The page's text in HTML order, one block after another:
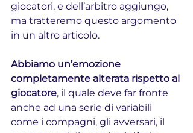
giocatori, e dell’arbitro aggiungo,
ma tratteremo questo argomento
in un altro articolo.
Abbiamo un’emozione
completamente alterata rispetto al
giocatore, il quale deve far fronte
anche ad una serie di variabili
come i compagni, gli avversari, il